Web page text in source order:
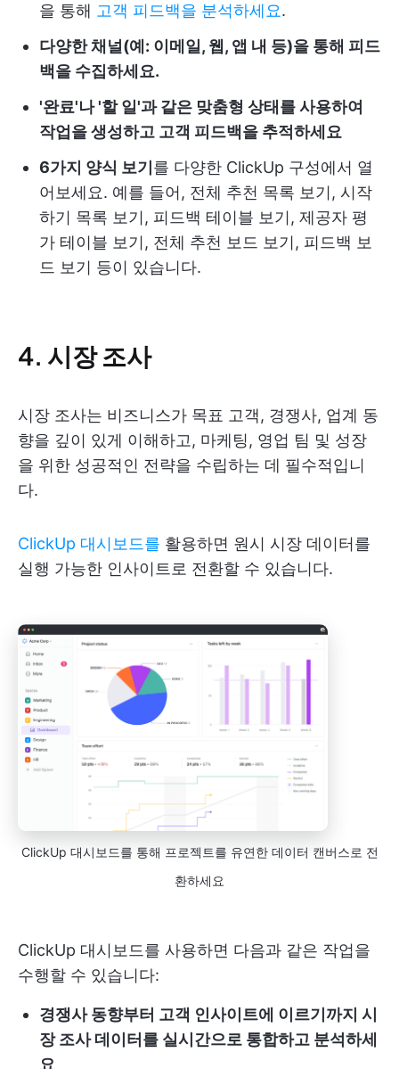
을 통해 고객 피드백을 분석하세요.
다양한 채널(예: 이메일, 웹, 앱 내 등)을 통해 피드
백을 수집하세요.
'완료'나 '할 일'과 같은 맞춤형 상태를 사용하여
작업을 생성하고 고객 피드백을 추적하세요
6가지 양식 보기 를 다양한 ClickUp 구성에서 열
어보세요. 예를 들어, 전체 추천 목록 보기, 시작
하기 목록 보기, 피드백 테이블 보기, 제공자 평
가 테이블 보기, 전체 추천 보드 보기, 피드백 보
드 보기 등이 있습니다.
4. 시장 조사
시장 조사는 비즈니스가 목표 고객, 경쟁사, 업계 동
향을 깊이 있게 이해하고, 마케팅, 영업 팀 및 성장
을 위한 성공적인 전략을 수립하는 데 필수적입니
다.
ClickUp 대시보드를 활용하면 원시 시장 데이터를
실행 가능한 인사이트로 전환할 수 있습니다.
ClickUp 대시보드를 통해 프로젝트를 유연한 데이터 캔버스로 전
환하세요
ClickUp 대시보드를 사용하면 다음과 같은 작업을
수행할 수 있습니다:
경쟁사 동향부터 고객 인사이트에 이르기까지 시
장 조사 데이터를 실시간으로 통합하고 분석하세
요